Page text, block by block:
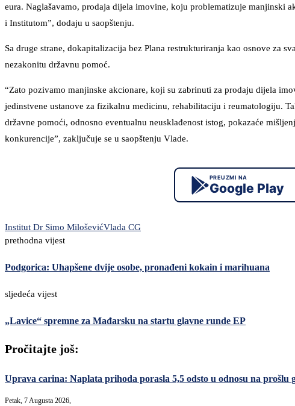
eura. Naglašavamo, prodaja dijela imovine, koju problematizuje manjinski
i Institutom”, dodaju u saopštenju.
Sa druge strane, dokapitalizacija bez Plana restrukturiranja kao osnove za
nezakonitu državnu pomoć.
“Zato pozivamo manjinske akcionare, koji su zabrinuti za prodaju dijela
jedinstvene ustanove za fizikalnu medicinu, rehabilitaciju i reumatologiju.
državne pomoći, odnosno eventualnu neusklađenost istog, pokazaće
konkurencije”, zaključuje se u saopštenju Vlade.
PREUZMI NA
Google Play
Institut Dr Simo MiloševićVlada CG
prethodna vijest
Podgorica: Uhapšene dvije osobe, pronađeni kokain i marihuana
sljedeća vijest
„Lavice“ spremne za Mađarsku na startu glavne runde EP
Pročitajte još:
Uprava carina: Naplata prihoda porasla 5,5 odsto u odnosu na prošlu
Petak, 7 Augusta 2026,